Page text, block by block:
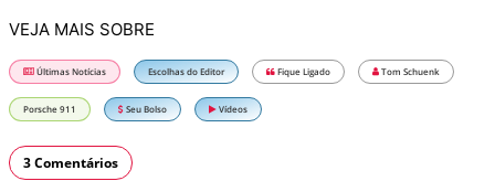
VEJA MAIS SOBRE
Últimas Notícias Escolhas do Editor Fique Ligado Tom Schuenk
Porsche 911 Seu Bolso Vídeos
3 Comentários